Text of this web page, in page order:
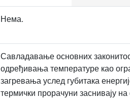
Нема.
Савладавање основних
одређивања температуре као
загревања услед губитака
термички прорачуни заснивају